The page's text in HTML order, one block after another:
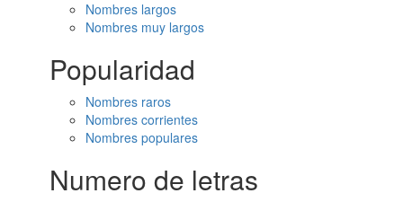
Nombres largos
Nombres muy largos
Popularidad
Nombres raros
Nombres corrientes
Nombres populares
Numero de letras